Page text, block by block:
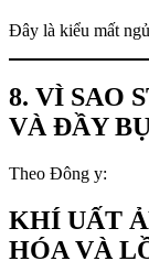
Đây là kiểu mất
8. VÌ SAO
VÀ ĐẦY
Theo Đông y:
KHÍ UẤT
HÓA VÀ